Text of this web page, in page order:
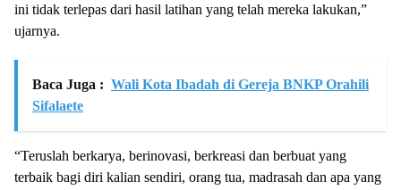
ini tidak terlepas dari hasil latihan yang telah mereka lakukan,”
ujarnya.
Baca Juga : Wali Kota Ibadah di Gereja BNKP Orahili
Sifalaete
“Teruslah berkarya, berinovasi, berkreasi dan berbuat yang
terbaik bagi diri kalian sendiri, orang tua, madrasah dan apa yang